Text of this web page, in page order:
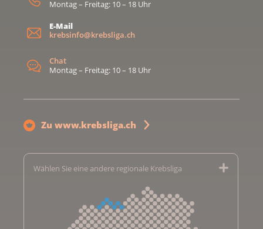
Montag – Freitag: 10 – 18 Uhr
E-Mail
krebsinfo@krebsliga.ch
Chat
Montag – Freitag: 10 – 18 Uhr
Zu www.krebsliga.ch
Wählen Sie eine andere regionale Krebsliga